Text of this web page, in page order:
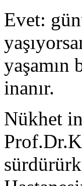
Evet:
inanır.
Nükhet